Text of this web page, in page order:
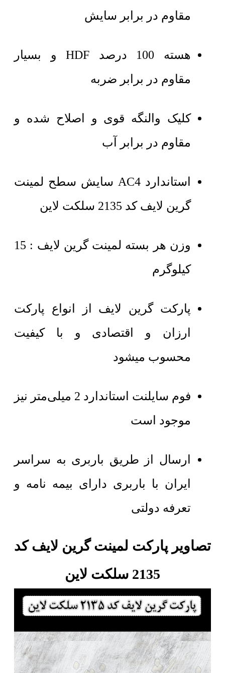
مقاوم در برابر سایش
هسته 100 درصد HDF و بسیار
مقاوم در برابر ضربه
کلیک والنگه قوی و اصلاح شده و
مقاوم در برابر آب
استاندارد AC4 سایش سطح لمینت
گرین لایف کد 2135 سلکت لاین
وزن هر بسته لمینت گرین لایف : 15
کیلوگرم
پارکت گرین لایف از انواع پارکت
ارزان و اقتصادی و با کیفیت
محسوب میشود
فوم سایلنت استاندارد 2 میلی‌متر نیز
موجود است
ارسال از طریق باربری به سراسر
ایران با باربری دارای بیمه نامه و
تعرفه دولتی
تصاویر پارکت لمینت گرین لایف کد
2135 سلکت لاین